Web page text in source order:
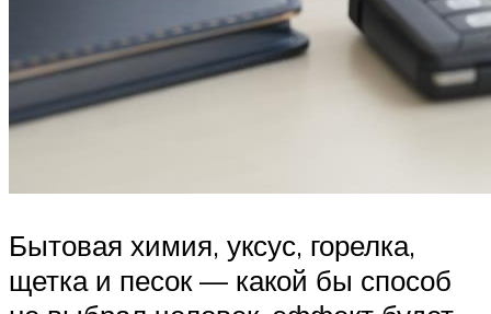
Бытовая химия, уксус, горелка,
щетка и песок — какой бы способ